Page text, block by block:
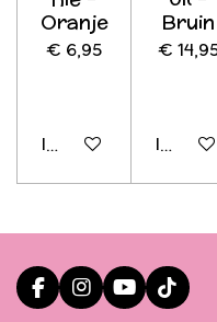
Oranje
€ 6,95
In winkelwagen
Bruin
€
In
F
a
I
n
Y
o
T
i